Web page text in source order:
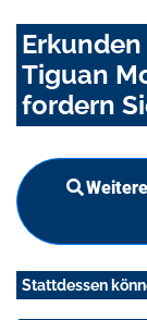
Tiguan
fordern
Stattdessen